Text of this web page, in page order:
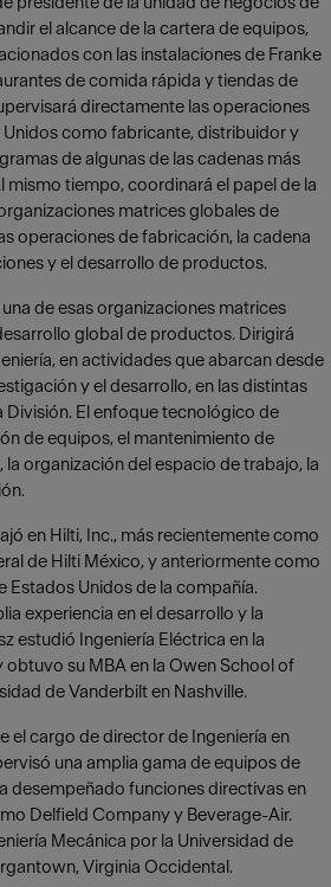
el alcance de la cartera de equipos,
con las instalaciones de Franke
de comida rápida y tiendas de
directamente las operaciones
Unidos como fabricante, distribuidor y
de algunas de las cadenas más
mismo tiempo, coordinará el papel de la
matrices globales de
operaciones de fabricación, la cadena
y el desarrollo de productos.
de esas organizaciones matrices
global de productos. Dirigirá
en actividades que abarcan desde
y el desarrollo, en las distintas
División. El enfoque tecnológico de
de equipos, el mantenimiento de
organización del espacio de trabajo, la
en Hilti, Inc., más recientemente como
de Hilti México, y anteriormente como
Estados Unidos de la compañía.
experiencia en el desarrollo y la
estudió Ingeniería Eléctrica en la
obtuvo su MBA en la Owen School of
de Vanderbilt en Nashville.
el cargo de director de Ingeniería en
una amplia gama de equipos de
desempeñado funciones directivas en
Delfield Company y Beverage-Air.
Mecánica por la Universidad de
Virginia Occidental.